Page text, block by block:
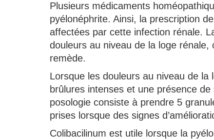
Plusieurs médicaments
pyélonéphrite. Ainsi, la prescription
affectées par cette infection rénale.
douleurs au niveau de la loge rénale,
remède.
Lorsque les douleurs au niveau de
brûlures intenses et une présence
posologie consiste à prendre 5
prises lorsque des signes
Colibacilinum est utile lorsque la